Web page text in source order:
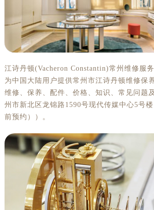
江诗丹顿(Vacheron Constantin)常州维修服
为中国大陆用户提供常州市江诗丹顿维修保
维修、保养、配件、价格、知识、常见问题
州市新北区龙锦路1590号现代传媒中心5号
前预约））。